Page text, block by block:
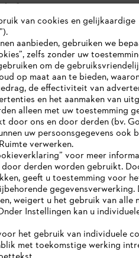
ons
bij STIHL
rapportagesysteem
Impressum
van cookies en gelijkaardige
aanbieden, gebruiken we
zelfs zonder uw
om de
op maat aan te bieden,
de effectiviteit van
en het aanmaken van
alleen met uw toestemming
door ons en door derden (bv.
uw persoonsgegevens ook
verwerken.
voor meer
derden worden gebruikt.
geeft u toestemming voor
gegevensverwerking.
weigert u het gebruik van alle
Instellingen kan u
het gebruik van individuele
met toekomstige werking